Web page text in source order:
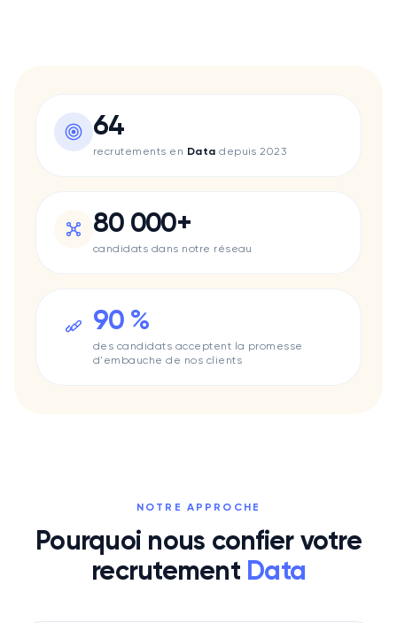
Data Impact
Lacoste
Le Permis Libre
64
recrutements en Data depuis 2023
80 000+
candidats dans notre réseau
90 %
des candidats acceptent la promesse
d'embauche de nos clients
NOTRE APPROCHE
Pourquoi nous confier votre
recrutement Data